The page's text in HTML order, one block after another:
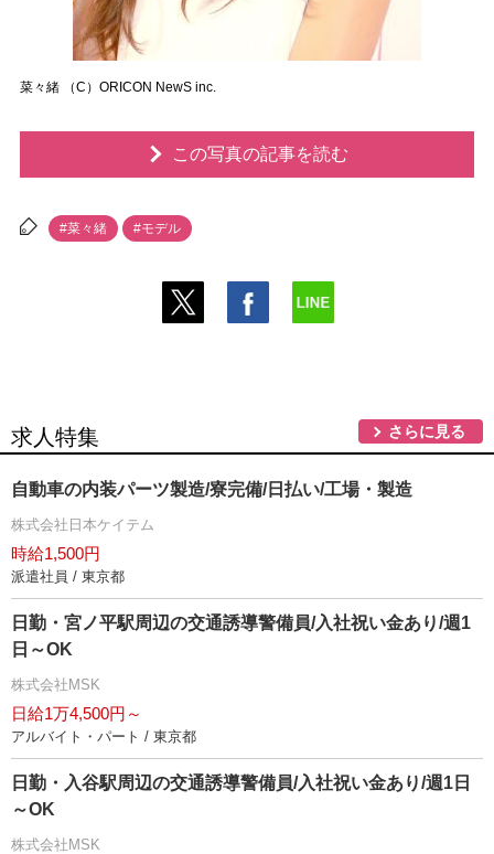
菜々緒 （C）ORICON NewS inc.
この写真の記事を読む
#菜々緒 #モデル
求人特集 さらに見る
自動車の内装パーツ製造/寮完備/日払い/工場・製造
株式会社日本ケイテム
時給1,500円
派遣社員 / 東京都
日勤・宮ノ平駅周辺の交通誘導警備員/入社祝い金あり/週1
日～OK
株式会社MSK
日給1万4,500円～
アルバイト・パート / 東京都
日勤・入谷駅周辺の交通誘導警備員/入社祝い金あり/週1日
～OK
株式会社MSK